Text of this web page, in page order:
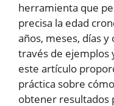
herramienta que
precisa la edad
años, meses, días
través de ejemplos
este artículo
práctica sobre
obtener resultados